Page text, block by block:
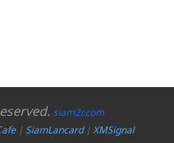
siam2r.com
|SiamLancard|XMSignal